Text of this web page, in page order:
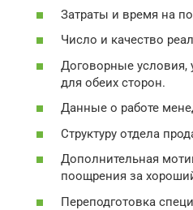
Затраты и время на
Число и качество
Договорные условия,
для обеих сторон.
Данные о работе
Структуру отдела
Дополнительная
поощрения за
Переподготовка